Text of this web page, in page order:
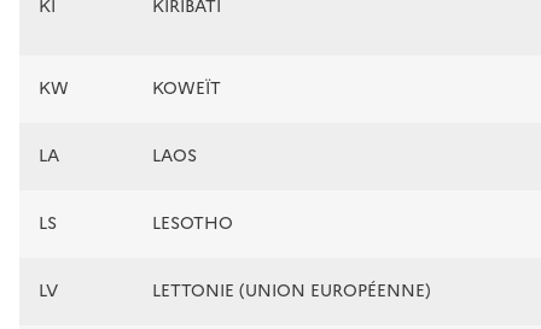
KI KIRIBATI
KW KOWEÏT
LA LAOS
LS LESOTHO
LV LETTONIE (UNION EUROPÉENNE)